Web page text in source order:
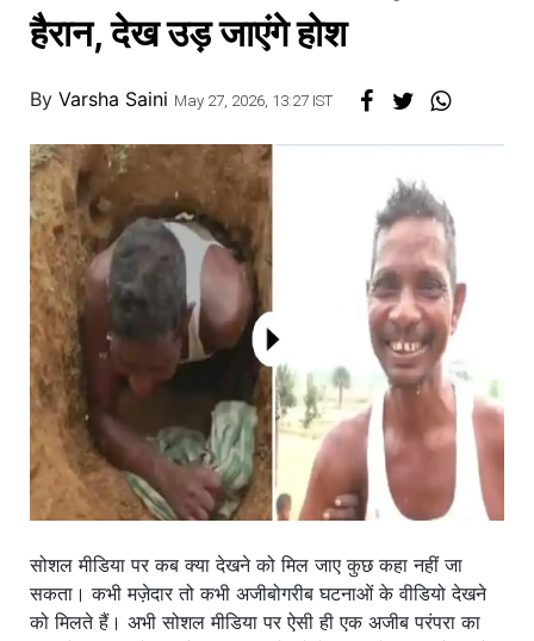
लाईफस्टाईल
ट्रॅव्हल
खाना
हैरान, देख उड़ जाएंगे होश
By Varsha Saini May 27, 2026, 13:27 IST
सोशल मीडिया पर कब क्या देखने को मिल जाए कुछ कहा नहीं जा
सकता। कभी मज़ेदार तो कभी अजीबोगरीब घटनाओं के वीडियो देखने
को मिलते हैं। अभी सोशल मीडिया पर ऐसी ही एक अजीब परंपरा का